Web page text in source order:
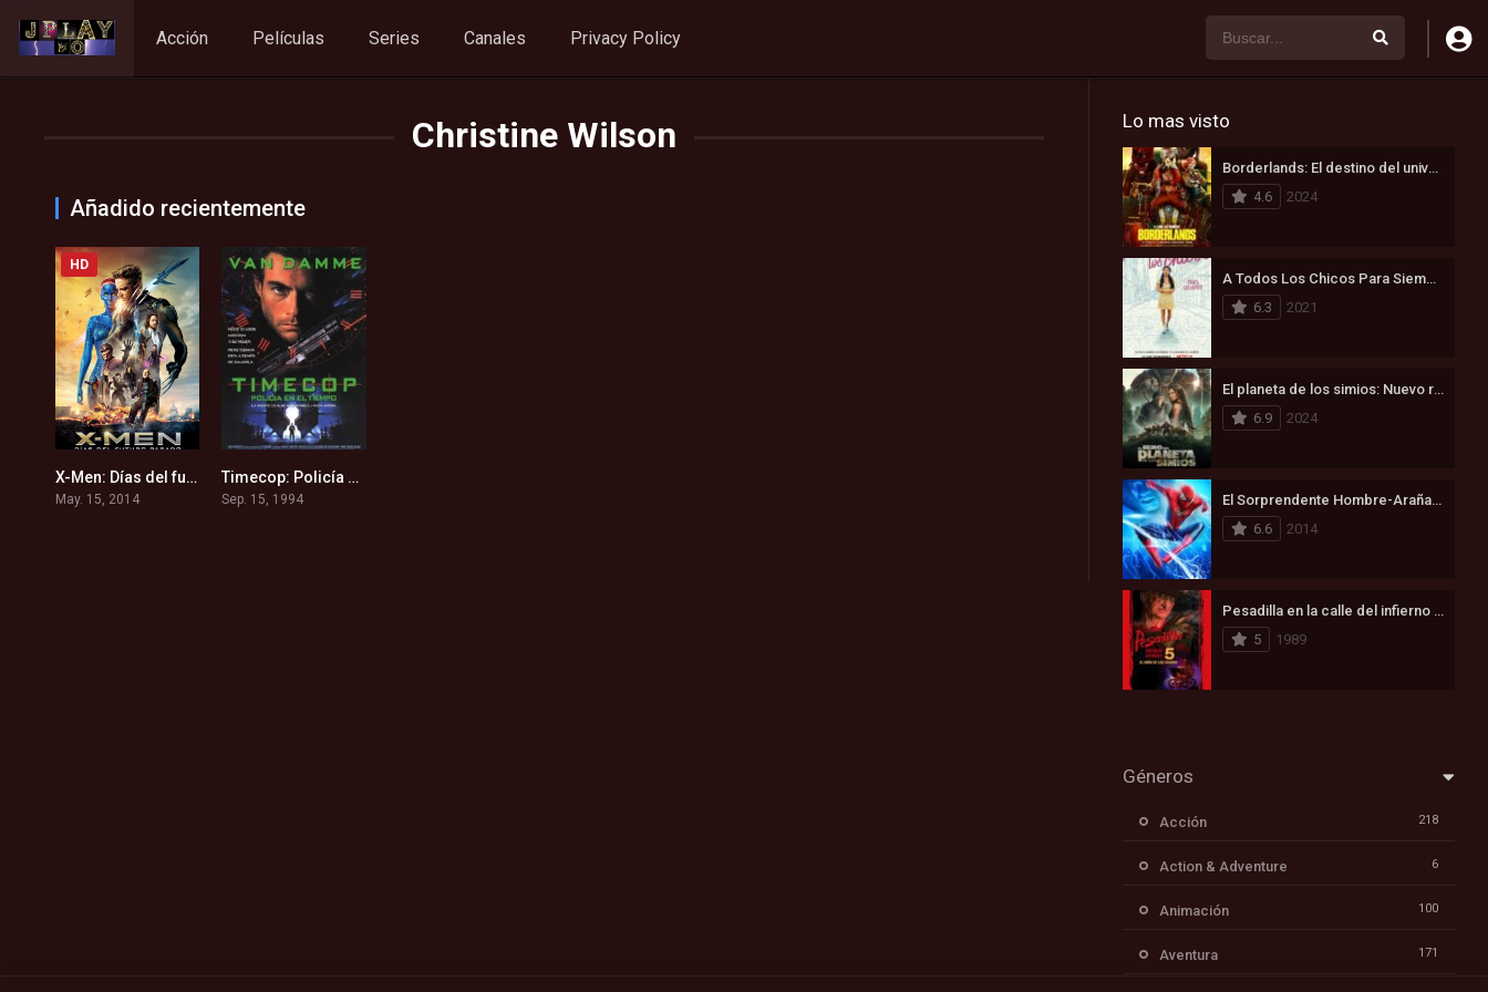
Acción Películas Series Canales Privacy Policy
Christine Wilson
Añadido recientemente
7.9
HD
X-Men: Días del futuro pasado (2014)
May. 15, 2014
5.9
Timecop: Policía En El Tiempo (1994)
Sep. 15, 1994
Lo mas visto
Borderlands: El destino del universo está en juego (2024)
4.6
2024
A Todos Los Chicos Para Siempre (2021)
6.3
2021
El planeta de los simios: Nuevo reino (2024)
6.9
2024
El Sorprendente Hombre-Araña 2: La Amenaza de Electro (2014)
6.6
2014
Pesadilla en la calle del infierno 5: Ha nacido el hijo de Freddy (1989)
5
1989
Géneros
Acción 218
Action & Adventure 6
Animación 100
Aventura 171